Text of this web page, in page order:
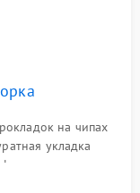
на чипах
укладка
матрицы и
корпуса